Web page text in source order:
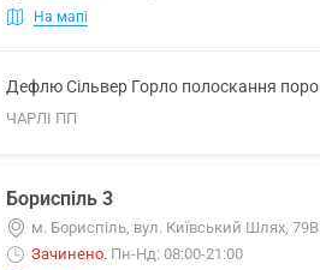
На мапі
Дефлю Сільвер Горло полоскання
ЧАРЛІ ПП
Бориспіль 3
м. Бориспіль, вул. Київський Шлях, 79В
Зачинено. Пн-Нд: 08:00-21:00